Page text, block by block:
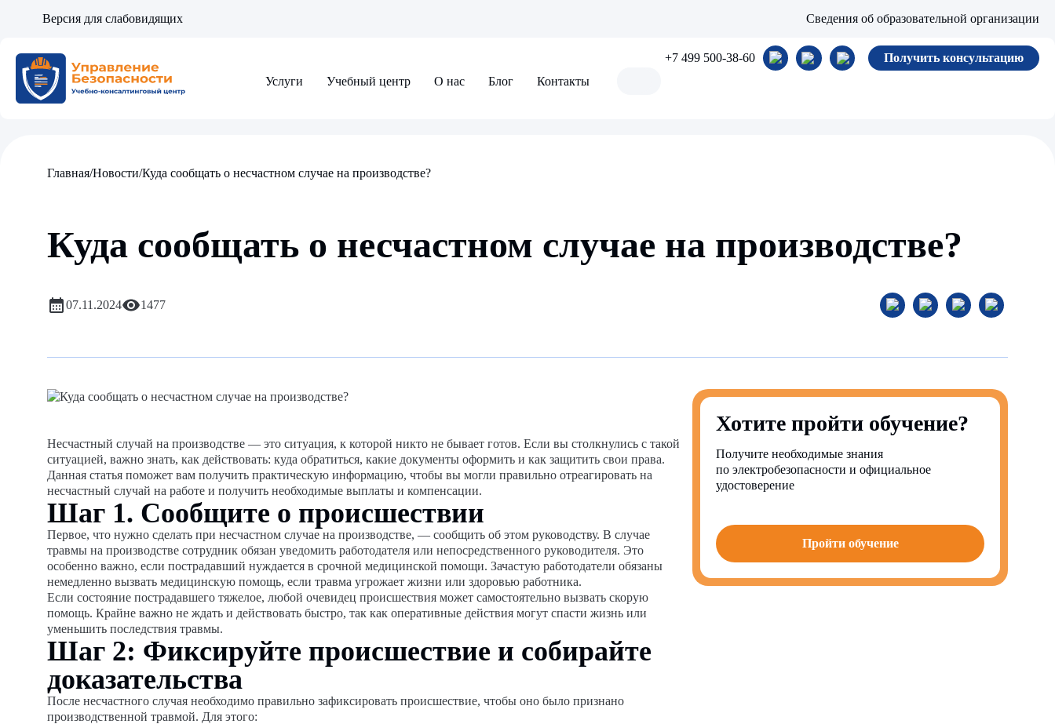
Версия для слабовидящих Сведения об образовательной организации
+7 499 500-38-60
Получить консультацию
Услуги
Учебный центр О нас Блог Контакты
Главная/Новости/Куда сообщать о несчастном случае на производстве?
Куда сообщать о несчастном случае на производстве?
07.11.2024 1477
Несчастный случай на производстве — это ситуация, к которой никто не бывает готов. Если вы столкнулись с такой
ситуацией, важно знать, как действовать: куда обратиться, какие документы оформить и как защитить свои права.
Данная статья поможет вам получить практическую информацию, чтобы вы могли правильно отреагировать на
несчастный случай на работе и получить необходимые выплаты и компенсации.
Шаг 1. Сообщите о происшествии
Первое, что нужно сделать при несчастном случае на производстве, — сообщить об этом руководству. В случае
травмы на производстве сотрудник обязан уведомить работодателя или непосредственного руководителя. Это
особенно важно, если пострадавший нуждается в срочной медицинской помощи. Зачастую работодатели обязаны
немедленно вызвать медицинскую помощь, если травма угрожает жизни или здоровью работника.
Если состояние пострадавшего тяжелое, любой очевидец происшествия может самостоятельно вызвать скорую
помощь. Крайне важно не ждать и действовать быстро, так как оперативные действия могут спасти жизнь или
уменьшить последствия травмы.
Шаг 2: Фиксируйте происшествие и собирайте
доказательства
После несчастного случая необходимо правильно зафиксировать происшествие, чтобы оно было признано
производственной травмой. Для этого:
Хотите пройти обучение?
Получите необходимые знания
по электробезопасности и официальное
удостоверение
Пройти обучение